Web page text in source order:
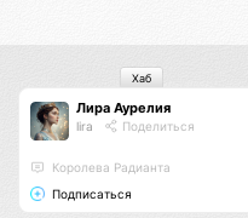
Лира Аурелия
lira Поделиться
Королева Радианта
Подписаться
Хаб